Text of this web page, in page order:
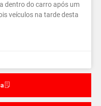
dentro do carro após um
veículos na tarde desta